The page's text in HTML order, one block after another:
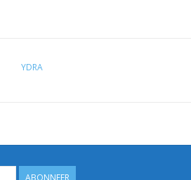
YDRA
ABONNEER